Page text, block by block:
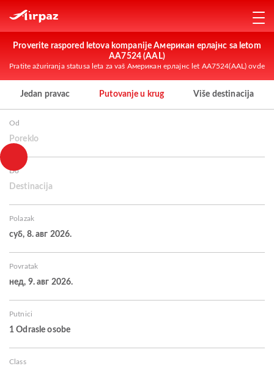
Proverite raspored letova kompanije Американ ерлајнс sa letom
AA7524 (AAL)
Pratite ažuriranja statusa leta za vaš Американ ерлајнс let AA7524(AAL) ovde
Jedan pravac Putovanje u krug Više destinacija
Od
Poreklo
Do
Destinacija
Polazak
суб, 8. авг 2026.
Povratak
нед, 9. авг 2026.
Putnici
1 Odrasle osobe
Class